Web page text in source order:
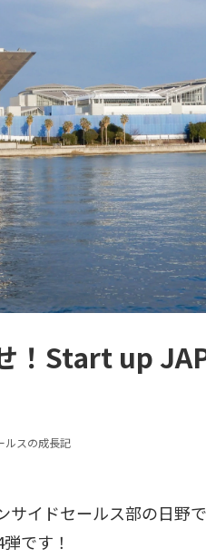
！Start up
ルスの成長記
イドセールス部の日野
です！